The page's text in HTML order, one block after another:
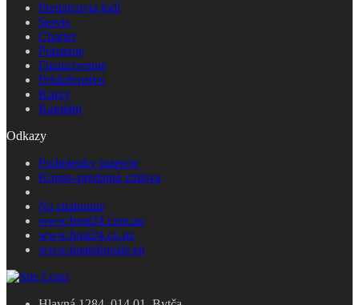
Predajcovia lodí
Servis
Charter
Poistenie
Financovanie
Príslušenstvo
Kurzy
Kapitáni
Odkazy
Podmienky inzercie
Kúpno-predajná zmluva
Na stiahnutie
www.boat24.com.au
www.boat24.co.nz
www.boatsforsale.eu